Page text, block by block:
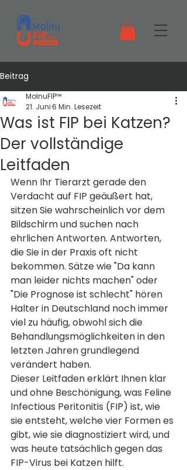
Beitrag
Was ist FIP bei Katzen?
Der vollständige
Leitfaden
MolnuFIP™
21. Juni6 Min. Lesezeit
Wenn Ihr Tierarzt gerade den
Verdacht auf FIP geäußert hat,
sitzen Sie wahrscheinlich vor dem
Bildschirm und suchen nach
ehrlichen Antworten. Antworten,
die Sie in der Praxis oft nicht
bekommen. Sätze wie "Da kann
man leider nichts machen" oder
"Die Prognose ist schlecht" hören
Halter in Deutschland noch immer
viel zu häufig, obwohl sich die
Behandlungsmöglichkeiten in den
letzten Jahren grundlegend
verändert haben.
Dieser Leitfaden erklärt Ihnen klar
und ohne Beschönigung, was Feline
Infectious Peritonitis (FIP) ist, wie
sie entsteht, welche vier Formen es
gibt, wie sie diagnostiziert wird, und
was heute tatsächlich gegen das
FIP-Virus bei Katzen hilft.